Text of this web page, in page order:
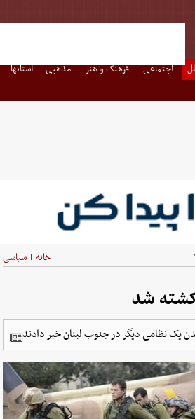
اجتماعی فرهنگ و هنر مذهبی استانها
خانه | سیاسی
شد
یک نظامی دیگر در جنوب لبنان خبر دادند.